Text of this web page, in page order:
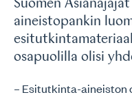
Suomen
aineistopankin
osapuolilla olisi
– Esitutkinta-aineiston